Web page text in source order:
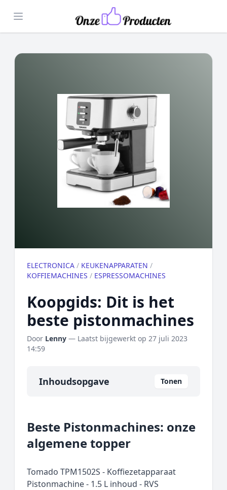
Open menu
ELECTRONICA / KEUKENAPPARATEN /
KOFFIEMACHINES / ESPRESSOMACHINES
Koopgids: Dit is het
beste pistonmachines
Door Lenny — Laatst bijgewerkt op 27 juli 2023
14:59
Inhoudsopgave Tonen
Onze algemene topper
Prijs topper
Rating topper
Beste Pistonmachines: onze
algemene topper
Tomado TPM1502S - Koffiezetapparaat
Pistonmachine - 1.5 L inhoud - RVS